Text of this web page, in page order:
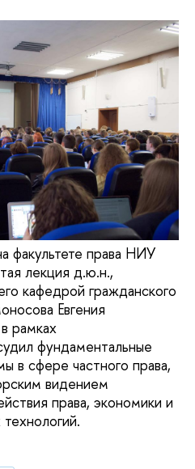
факультете права НИУ
лекция д.ю.н.,
кафедрой гражданского
Евгения
рамках
фундаментальные
в сфере частного права,
видением
права, экономики и